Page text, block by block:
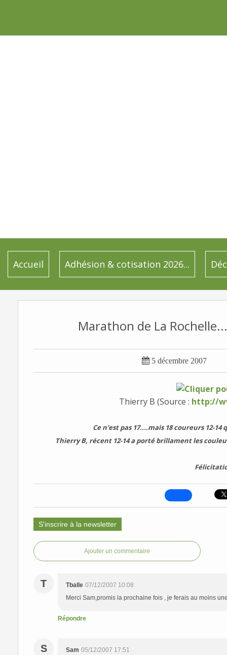
Accueil Adhésion & cotisation 2026...
Marathon de La
 5 décembre 2007
Thierry B (Source : http://
Ce n'est pas 17....mais 18 coureurs 12-
Thierry B, récent 12-14 a porté brillament les
S'inscrire à la newsletter
Ajouter un commentaire
T Tballe 07/12/2007 10:08
Merci Sam,promis la prochaine fois , je ferais au moins
Répondre
S Sam 05/12/2007 17:51